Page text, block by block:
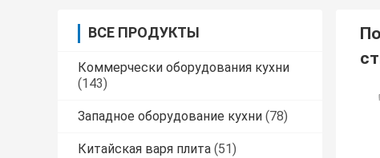
ВСЕ ПРОДУКТЫ
Коммерчески оборудования кухни
(143)
Западное оборудование кухни (78)
Китайская варя плита (51)